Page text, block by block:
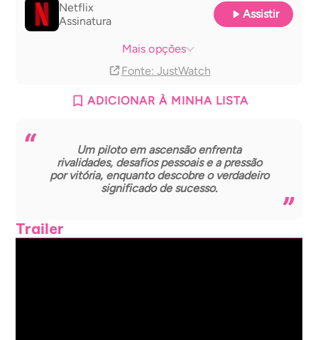
Netflix
Assinatura
Assistir
Mais opções
Fonte: JustWatch
ADICIONAR À MINHA LISTA
Um piloto em ascensão enfrenta
rivalidades, desafios pessoais e a pressão
por vitória, enquanto descobre o verdadeiro
significado de sucesso.
Trailer